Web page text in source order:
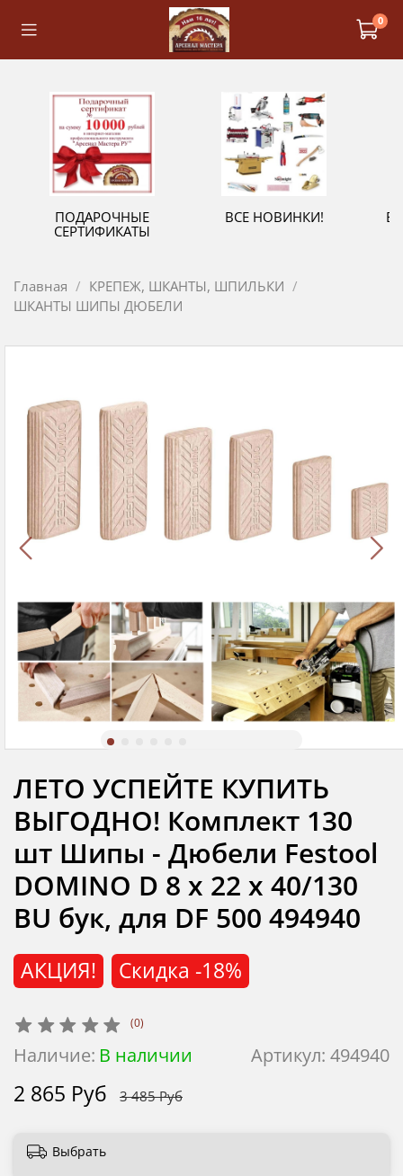
0
ПОДАРОЧНЫЕ
СЕРТИФИКАТЫ
ВСЕ НОВИНКИ!
Главная
КРЕПЕЖ, ШКАНТЫ, ШПИЛЬКИ
ШКАНТЫ ШИПЫ ДЮБЕЛИ
(0)
Артикул: 494940
Наличие: В наличии
АКЦИЯ! Скидка -18%
ЛЕТО УСПЕЙТЕ КУПИТЬ
ВЫГОДНО! Комплект 130
шт Шипы - Дюбели Festool
DOMINO D 8 х 22 х 40/130
BU бук, для DF 500 494940
2 865 Руб 3 485 Руб
Выбрать